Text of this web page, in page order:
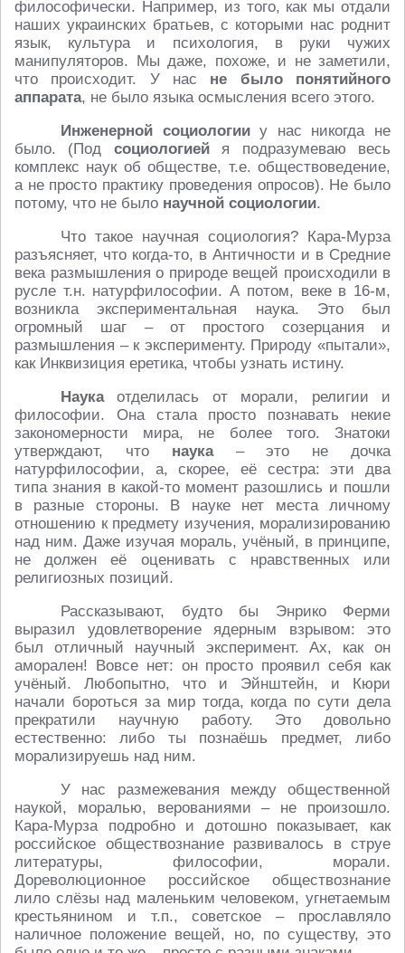
философически. Например, из того, как мы отдали
наших украинских братьев, с которыми нас роднит
язык, культура и психология, в руки чужих
манипуляторов. Мы даже, похоже, и не заметили,
что происходит. У нас не было понятийного
аппарата, не было языка осмысления всего этого.
Инженерной социологииу нас никогда не
было. (Под социологиейя подразумеваю весь
комплекс наук об обществе, т.е. обществоведение,
а не просто практику проведения опросов). Не было
потому, что не было научной социологии.
Что такое научная социология? Кара-Мурза
разъясняет, что когда-то, в Античности и в Средние
века размышления о природе вещей происходили в
русле т.н. натурфилософии. А потом, веке в 16-м,
возникла экспериментальная наука. Это был
огромный шаг – от простого созерцания и
размышления – к эксперименту. Природу «пытали»,
как Инквизиция еретика, чтобы узнать истину.
Наукаотделилась от морали, религии и
философии. Она стала просто познавать некие
закономерности мира, не более того. Знатоки
утверждают, что наука– это не дочка
натурфилософии, а, скорее, её сестра: эти два
типа знания в какой-то момент разошлись и пошли
в разные стороны. В науке нет места личному
отношению к предмету изучения, морализированию
над ним. Даже изучая мораль, учёный, в принципе,
не должен её оценивать с нравственных или
религиозных позиций.
Рассказывают, будто бы Энрико Ферми
выразил удовлетворение ядерным взрывом: это
был отличный научный эксперимент. Ах, как он
аморален! Вовсе нет: он просто проявил себя как
учёный. Любопытно, что и Эйнштейн, и Кюри
начали бороться за мир тогда, когда по сути дела
прекратили научную работу. Это довольно
естественно: либо ты познаёшь предмет, либо
морализируешь над ним.
У нас размежевания между общественной
наукой, моралью, верованиями – не произошло.
Кара-Мурза подробно и дотошно показывает, как
российское обществознание развивалось в струе
литературы, философии, морали.
Дореволюционное российское обществознание
лило слёзы над маленьким человеком, угнетаемым
крестьянином и т.п., советское – прославляло
наличное положение вещей, но, по существу, это